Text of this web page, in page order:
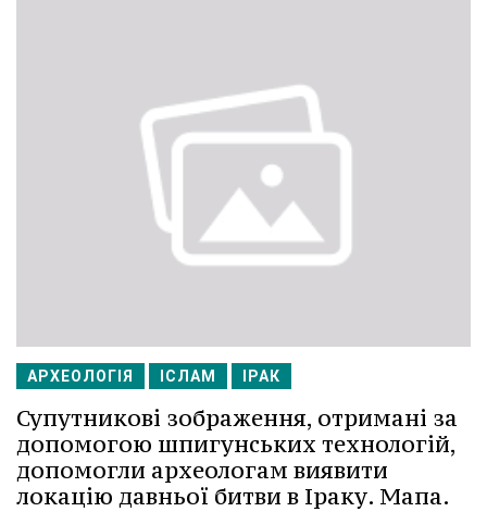
АРХЕОЛОГІЯ ІСЛАМ ІРАК
Супутникові зображення, отримані за
допомогою шпигунських технологій,
допомогли археологам виявити
локацію давньої битви в Іраку. Мапа.